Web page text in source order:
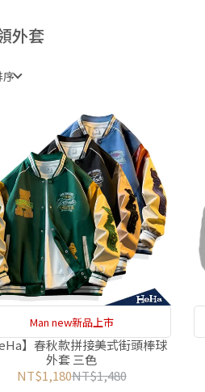
外套
序
Man new新品上市
】春秋款拼接美式街頭棒球
外套 三色
NT$1,180NT$1,480